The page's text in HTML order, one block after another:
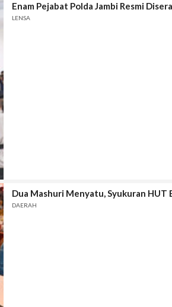
Enam Pejabat Polda Jambi Resmi
LENSA
Dua Mashuri Menyatu, Syukuran HUT
DAERAH